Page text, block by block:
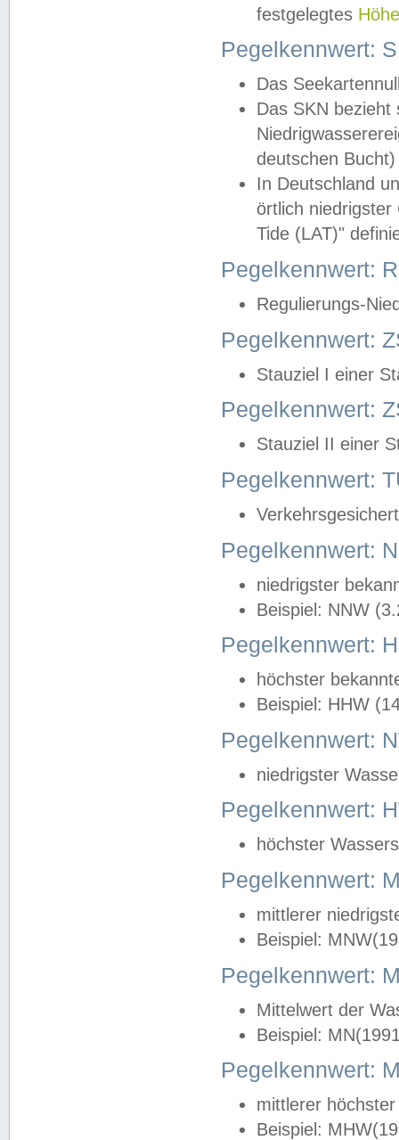
festgelegtes
Pegelkennwert:
Das
Das SKN
deutschen
In Deutschland
örtlich
Tide (LAT)"
Pegelkennwert:
Regulierungs-
Pegelkennwert:
Stauziel I einer
Pegelkennwert:
Stauziel II einer
Pegelkennwert:
Pegelkennwert:
niedrigster
Beispiel: NNW
Pegelkennwert:
höchster
Beispiel: HHW
Pegelkennwert:
niedrigster
Pegelkennwert:
höchster
Pegelkennwert:
mittlerer
Beispiel:
Pegelkennwert:
Mittelwert der
Beispiel:
Pegelkennwert:
mittlerer
Beispiel: